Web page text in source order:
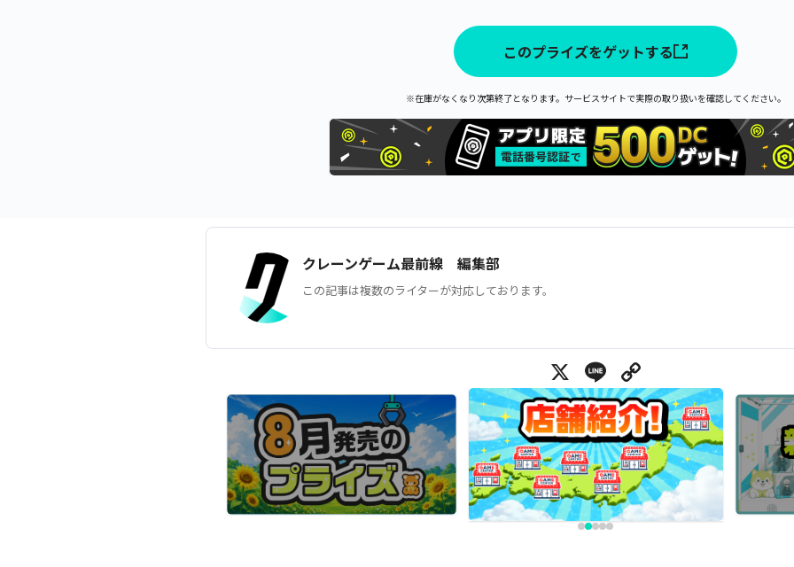
このプライズをゲットする
※在庫がなくなり次第終了となります。サービスサイトで実際の取り扱いを確認してください。
クレーンゲーム最前線 編集部
この記事は複数のライターが対応しております。
X Line